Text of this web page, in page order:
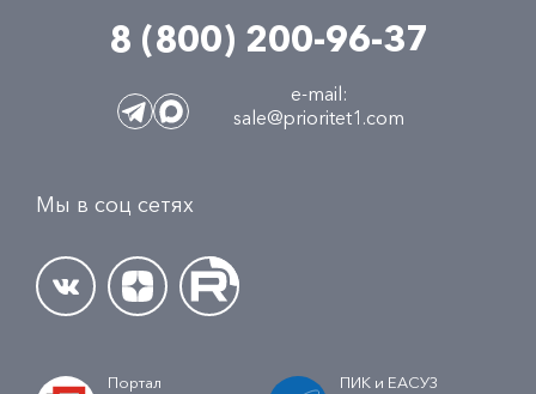
8 (800) 200-96-37
e-mail:
sale@prioritet1.com
Мы в соц сетях
Портал
ПИК и ЕАСУЗ